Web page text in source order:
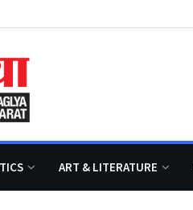
ART & LITERATURE